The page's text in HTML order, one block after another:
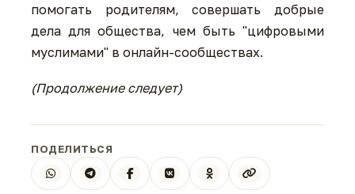
помогать родителям, совершать добрые
дела для общества, чем быть "цифровыми
муслимами" в онлайн-сообществах.
(Продолжение следует)
ПОДЕЛИТЬСЯ